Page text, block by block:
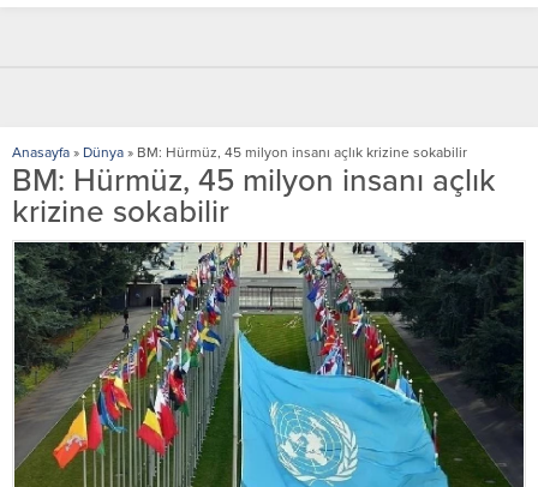
Anasayfa » Dünya » BM: Hürmüz, 45 milyon insanı açlık krizine sokabilir
BM: Hürmüz, 45 milyon insanı açlık
krizine sokabilir